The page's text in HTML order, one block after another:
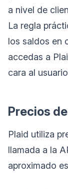
a nivel de
La regla
los saldos en
accedas a
cara al
Precios
Plaid utiliza
llamada a la
aproximado